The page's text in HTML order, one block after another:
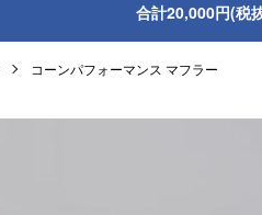
合計20,000円(税
コーンパフォーマンス マフラー